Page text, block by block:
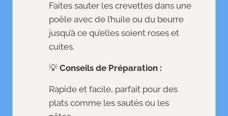
Faites sauter les crevettes dans une
poêle avec de l’huile ou du beurre
jusqu’à ce qu’elles soient roses et
cuites.
💡 Conseils de Préparation :
Rapide et facile, parfait pour des
plats comme les sautés ou les